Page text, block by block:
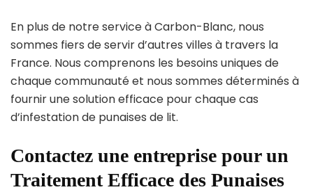
En plus de notre service à Carbon-Blanc, nous
sommes fiers de servir d’autres villes à travers la
France. Nous comprenons les besoins uniques de
chaque communauté et nous sommes déterminés à
fournir une solution efficace pour chaque cas
d’infestation de punaises de lit.
Contactez une entreprise pour un
Traitement Efficace des Punaises